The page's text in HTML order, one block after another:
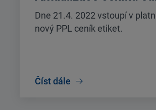
Dne 21.4. 2022 vstoupí v
nový PPL ceník etiket.
Číst dále